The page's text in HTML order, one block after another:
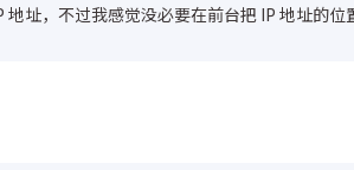
址，不过我感觉没必要在前台把 IP 地址的